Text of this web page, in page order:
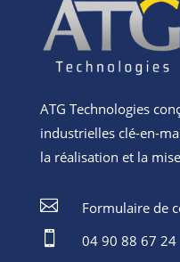
ATG Technologies
industrielles clé-en-
la réalisation et la

Formulaire de

04 90 88 67 24